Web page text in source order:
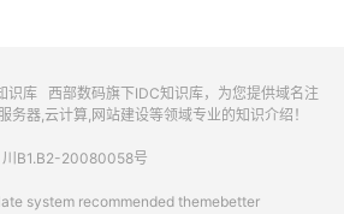
识库 西部数码旗下IDC知识库，为您提供域名注
务器,云计算,网站建设等领域专业的知识介绍！
川B1.B2-20080058号
system recommended themebetter